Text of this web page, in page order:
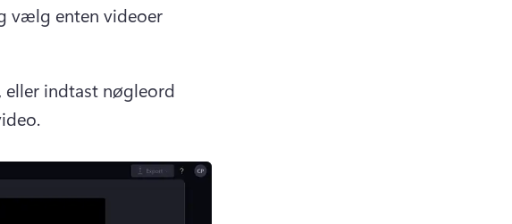
vælg enten videoer
eller indtast nøgleord